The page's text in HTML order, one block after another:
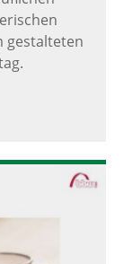
gestalteten